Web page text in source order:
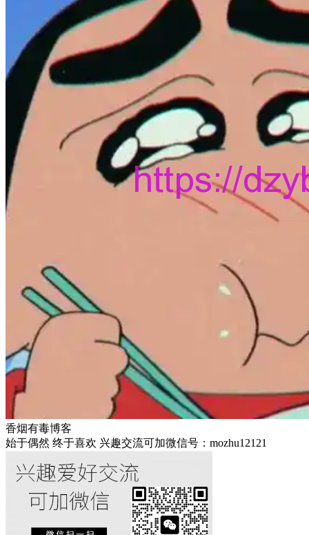
香烟有毒博客
始于偶然 终于喜欢 兴趣交流可加微信号：mozhu12121